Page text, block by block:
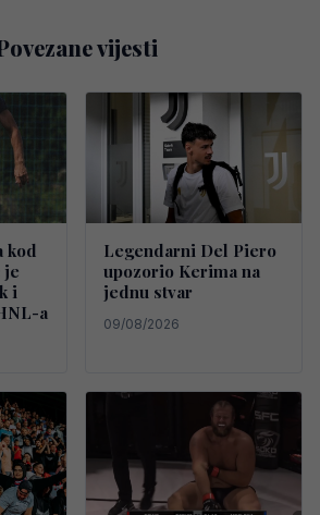
vijesti
kod
je
i
a
Legendarni Del Piero
upozorio Kerima na
jednu stvar
09/08/2026